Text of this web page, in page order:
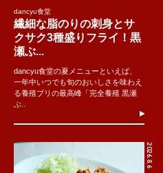
dancyu食堂
繊細な脂のりの刺身とサ
クサク3種盛りフライ！黒
瀬ぶ...
dancyu食堂の夏メニューといえば、
一年中いつでも旬のおいしさを味わえ
る養殖ブリの最高峰「完全養殖 黒瀬
ぶ..
2026.8.6